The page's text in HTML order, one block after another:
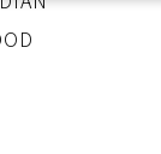
©
2
0
2
6
T
A
D
K